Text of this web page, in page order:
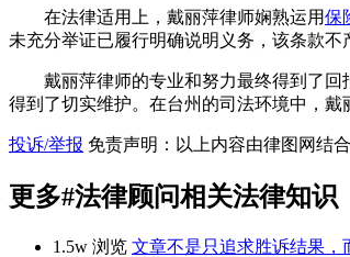
在法律适用上，戴丽萍律师娴熟运用保
未充分举证已履行明确说明义务，该条款
戴丽萍律师的专业和努力最终得到了
得到了切实维护。在台州的司法环境中，
投诉/举报 免责声明：以上内容由律图网结
更多#法律顾问相关法律知识
1.5w 浏览 文章不是只追求胜诉结果，